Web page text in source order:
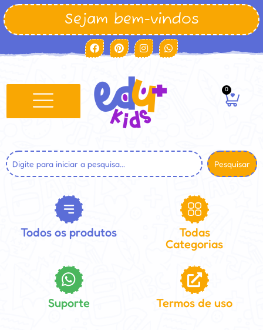
Sejam bem-vindos
0
Pesquisar
Todos os produtos
Todas
Categorias
Suporte Termos de uso